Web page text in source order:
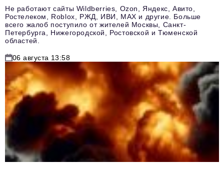
Не работают сайты Wildberries, Ozon, Яндекс, Авито,
Ростелеком, Roblox, РЖД, ИВИ, MAX и другие. Больше
всего жалоб поступило от жителей Москвы, Санкт-
Петербурга, Нижегородской, Ростовской и Тюменской
областей.
06 августа 13:58